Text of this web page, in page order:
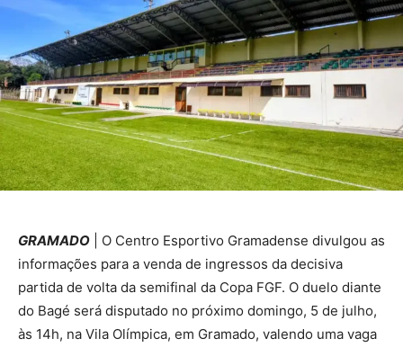
GRAMADO | O Centro Esportivo Gramadense divulgou as
informações para a venda de ingressos da decisiva
partida de volta da semifinal da Copa FGF. O duelo diante
do Bagé será disputado no próximo domingo, 5 de julho,
às 14h, na Vila Olímpica, em Gramado, valendo uma vaga